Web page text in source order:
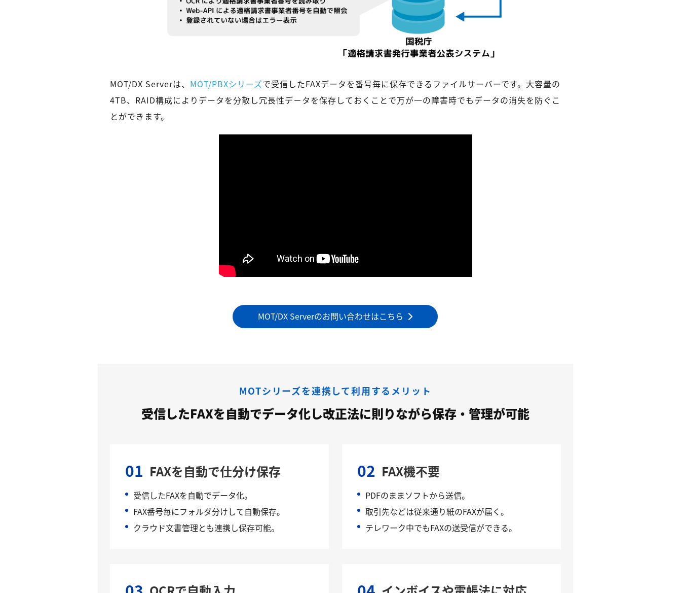
MOT/DX Serverは、 MOT/PBXシリーズで受信したFAXデータを番号毎に保存できるファイルサーバーです。大容量の
4TB、RAID構成によりデータを分散し冗長性デ－タを保存しておくことで万が一の障害時でもデータの消失を防ぐこ
とができます。
MOT/DX Serverのお問い合わせはこちら
MOTシリーズを連携して利用するメリット
受信したFAXを自動でデータ化し改正法に則りながら保存・管理が可能
01 FAXを自動で仕分け保存
受信したFAXを自動でデータ化。
FAX番号毎にフォルダ分けして自動保存。
クラウド文書管理とも連携し保存可能。
02 FAX機不要
PDFのままソフトから送信。
取引先などは従来通り紙のFAXが届く。
テレワーク中でもFAXの送受信ができる。